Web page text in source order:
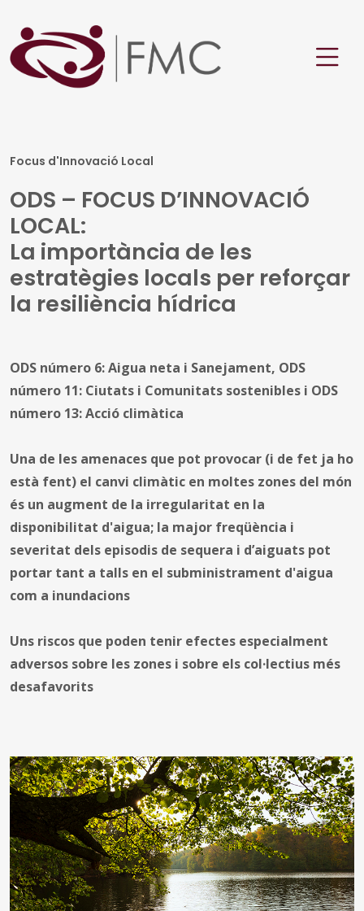
Focus d'Innovació Local
ODS – FOCUS D’INNOVACIÓ
LOCAL:
La importància de les
estratègies locals per reforçar
la resiliència hídrica
ODS número 6: Aigua neta i Sanejament, ODS
número 11: Ciutats i Comunitats sostenibles i ODS
número 13: Acció climàtica
Una de les amenaces que pot provocar (i de fet ja ho
està fent) el canvi climàtic en moltes zones del món
és un augment de la irregularitat en la
disponibilitat d'aigua; la major freqüència i
severitat dels episodis de sequera i d’aiguats pot
portar tant a talls en el subministrament d'aigua
com a inundacions
Uns riscos que poden tenir efectes especialment
adversos sobre les zones i sobre els col·lectius més
desafavorits